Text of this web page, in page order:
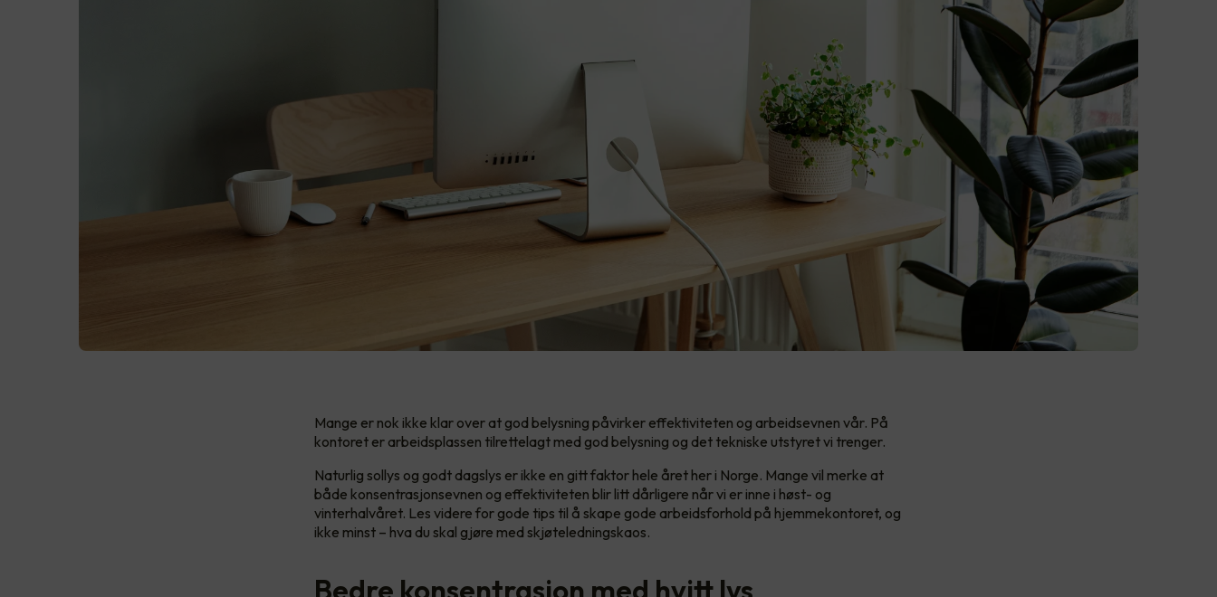
Mange er nok ikke klar over at god belysning påvirker effektiviteten og arbeidsevnen vår. På
kontoret er arbeidsplassen tilrettelagt med god belysning og det tekniske utstyret vi trenger.
Naturlig sollys og godt dagslys er ikke en gitt faktor hele året her i Norge. Mange vil merke at
både konsentrasjonsevnen og effektiviteten blir litt dårligere når vi er inne i høst- og
vinterhalvåret. Les videre for gode tips til å skape gode arbeidsforhold på hjemmekontoret, og
ikke minst – hva du skal gjøre med skjøteledningskaos.